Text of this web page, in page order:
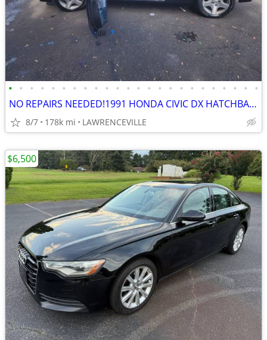
• • • • • • • • • • • • • • • • • • • • • • • •
NO REPAIRS NEEDED!1991 HONDA CIVIC DX HATCHBACK BEING SOLD SUPER CHEAP
8/7 178k mi LAWRENCEVILLE
$6,500